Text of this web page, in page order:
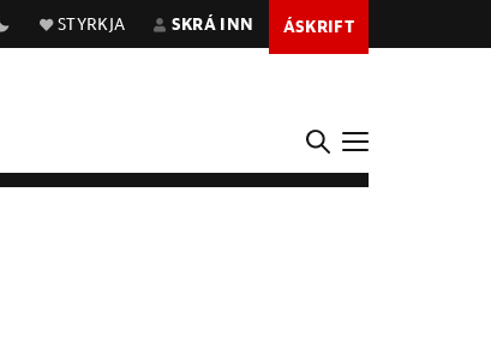
STYRKJA SKRÁ INN ÁSKRIFT